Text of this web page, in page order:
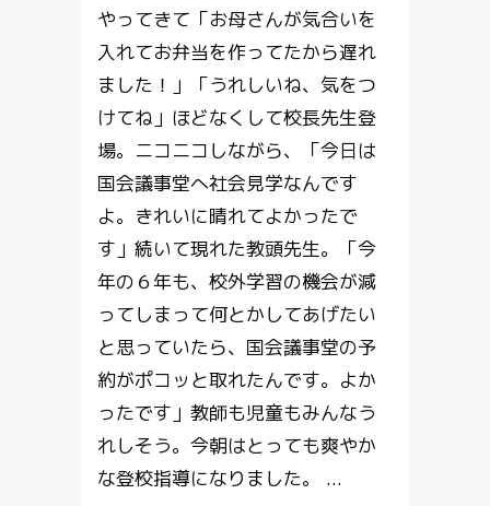
やってきて「お母さんが気合いを
入れてお弁当を作ってたから遅れ
ました！」「うれしいね、気をつ
けてね」ほどなくして校長先生登
場。ニコニコしながら、「今日は
国会議事堂へ社会見学なんです
よ。きれいに晴れてよかったで
す」続いて現れた教頭先生。「今
年の６年も、校外学習の機会が減
ってしまって何とかしてあげたい
と思っていたら、国会議事堂の予
約がポコッと取れたんです。よか
ったです」教師も児童もみんなう
れしそう。今朝はとっても爽やか
な登校指導になりました。 ...